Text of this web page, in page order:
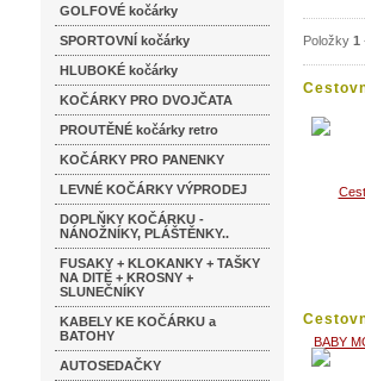
GOLFOVÉ kočárky
SPORTOVNÍ kočárky
HLUBOKÉ kočárky
KOČÁRKY PRO DVOJČATA
PROUTĚNÉ kočárky retro
KOČÁRKY PRO PANENKY
LEVNÉ KOČÁRKY VÝPRODEJ
DOPLŇKY KOČÁRKU -
NÁNOŽNÍKY, PLÁŠTĚNKY..
FUSAKY + KLOKANKY + TAŠKY
NA DITĚ + KROSNY +
SLUNEČNÍKY
KABELY KE KOČÁRKU a
BATOHY
AUTOSEDAČKY
Položky 1
Asia